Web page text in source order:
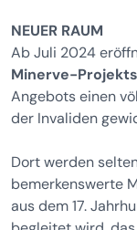
NEUER RAUM
Ab Juli 2024
Minerve-Projekts
Angebots einen
der Invaliden
Dort werden
bemerkenswerte
aus dem 17.